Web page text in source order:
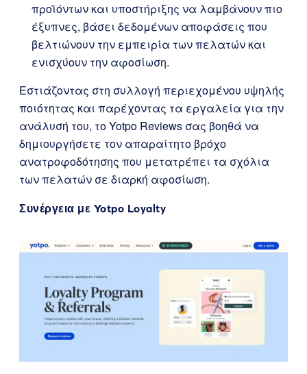
προϊόντων και υποστήριξης να λαμβάνουν πιο
έξυπνες, βάσει δεδομένων αποφάσεις που
βελτιώνουν την εμπειρία των πελατών και
ενισχύουν την αφοσίωση.
Εστιάζοντας στη συλλογή περιεχομένου υψηλής
ποιότητας και παρέχοντας τα εργαλεία για την
ανάλυσή του, το Yotpo Reviews σας βοηθά να
δημιουργήσετε τον απαραίτητο βρόχο
ανατροφοδότησης που μετατρέπει τα σχόλια
των πελατών σε διαρκή αφοσίωση.
Συνέργεια με Yotpo Loyalty